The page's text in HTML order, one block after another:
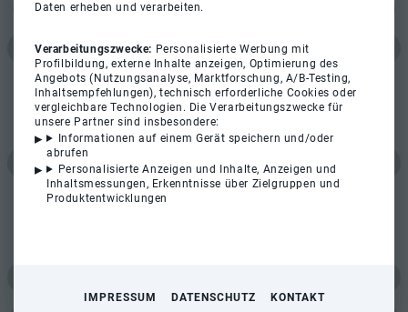
Daten erheben und verarbeiten.
Verarbeitungszwecke: Personalisierte Werbung mit
Profilbildung, externe Inhalte anzeigen, Optimierung des
Angebots (Nutzungsanalyse, Marktforschung, A/B-Testing,
Inhaltsempfehlungen), technisch erforderliche Cookies oder
vergleichbare Technologien. Die Verarbeitungszwecke für
unsere Partner sind insbesondere:
Informationen auf einem Gerät speichern und/oder
abrufen
Personalisierte Anzeigen und Inhalte, Anzeigen und
Inhaltsmessungen, Erkenntnisse über Zielgruppen und
Produktentwicklungen
IMPRESSUM DATENSCHUTZ KONTAKT